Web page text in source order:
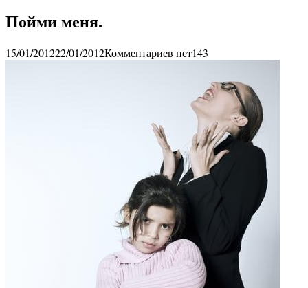
Пойми меня.
15/01/201222/01/2012Комментариев нет143